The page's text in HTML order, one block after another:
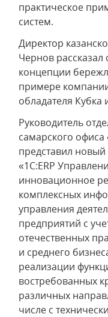
практическое
систем.
Директор
Чернов рассказал
концепции
примере
обладателя Кубка
Руководитель
самарского
представил
«1С:ERP
инновационное
комплексных
управления
предприятий с
отечественных
и среднего
реализации
востребованных
различных
числе с